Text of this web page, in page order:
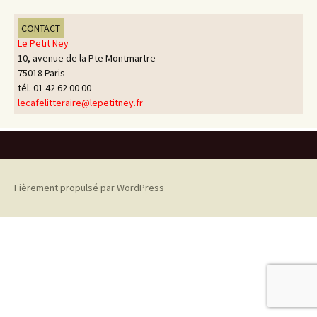
CONTACT
Le Petit Ney
10, avenue de la Pte Montmartre
75018 Paris
tél. 01 42 62 00 00
lecafelitteraire@lepetitney.fr
Fièrement propulsé par WordPress